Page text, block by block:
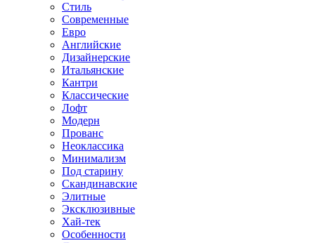
Стиль
Современные
Евро
Английские
Дизайнерские
Итальянские
Кантри
Классические
Лофт
Модерн
Прованс
Неоклассика
Минимализм
Под старину
Скандинавские
Элитные
Эксклюзивные
Хай-тек
Особенности